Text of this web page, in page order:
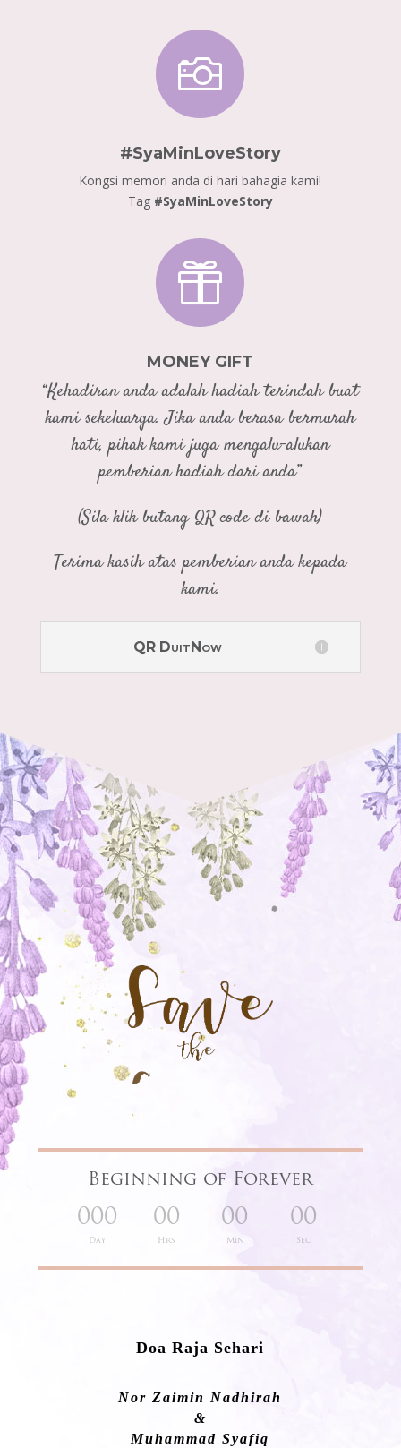

#SyaMinLoveStory
Kongsi memori anda di hari bahagia kami!
Tag #SyaMinLoveStory

MONEY GIFT
“Kehadiran anda adalah hadiah terindah buat
kami sekeluarga. Jika anda berasa bermurah
hati, pihak kami juga mengalu-alukan
pemberian hadiah dari anda”
(Sila klik butang QR code di bawah)
Terima kasih atas pemberian anda kepada
kami.
QR DuitNow
Beginning of Forever
000
Day
00
Hrs
00
Min
00
Sec
Doa Raja Sehari
Nor Zaimin Nadhirah
&
Muhammad Syafiq